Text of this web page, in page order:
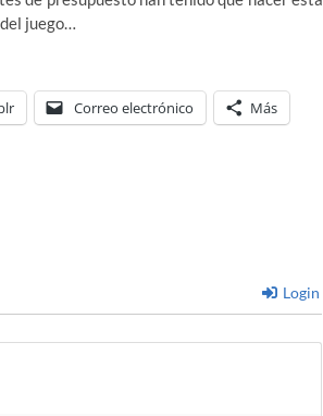
juego…
Correo electrónico Más
Login